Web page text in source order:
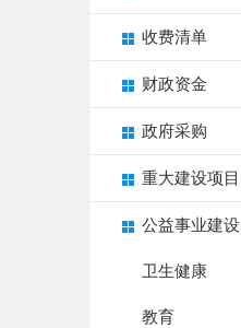
收费清单
财政资金
政府采购
重大建设项目
公益事业建设
卫生健康
教育